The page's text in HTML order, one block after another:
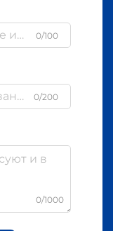
0/100
0/200
0/1000